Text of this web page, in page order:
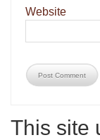
Website
This site